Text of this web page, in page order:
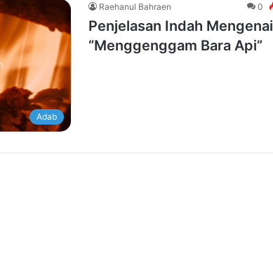
Adab
Raehanul Bahraen 0
Penjelasan Indah Mengenai
“Menggenggam Bara Api”